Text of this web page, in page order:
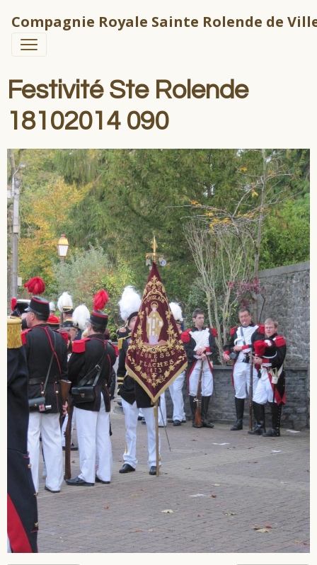
Compagnie Royale Sainte Rolende de
Festivité Ste Rolende
18102014 090